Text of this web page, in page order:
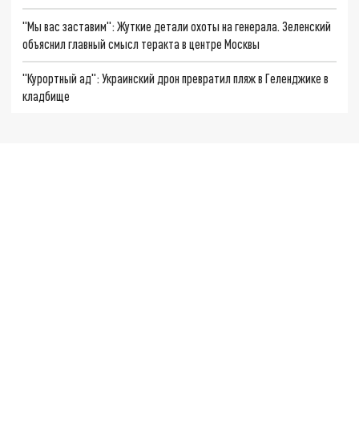
"Мы вас заставим": Жуткие детали охоты на генерала. Зеленский
объяснил главный смысл теракта в центре Москвы
"Курортный ад": Украинский дрон превратил пляж в Геленджике в
кладбище